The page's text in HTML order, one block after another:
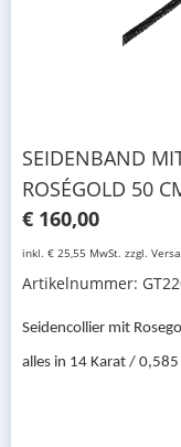
SEIDENBAND
ROSÉGOLD 50
€ 160,00
inkl. € 25,55 MwSt. zzgl.
Artikelnummer:
Seidencollier mit
alles in 14 Karat /